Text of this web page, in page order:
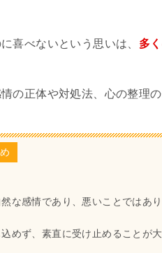
喜べないという思いは、 多
の正体や対処法、心の整理
な感情であり、悪いことではあり
めず、素直に受け止めることが大